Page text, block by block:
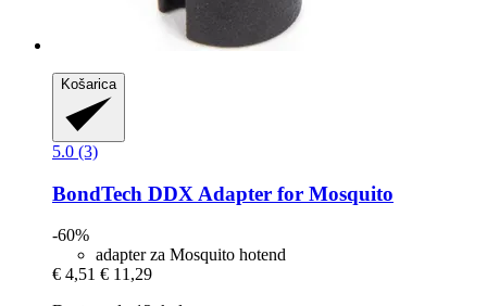
Košarica
5.0 (3)
BondTech DDX Adapter for Mosquito
-60%
adapter za Mosquito hotend
€ 4,51 € 11,29